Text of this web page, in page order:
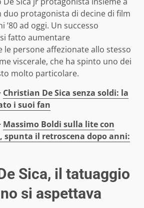
duo protagonista di decine di film
’80 ad oggi. Un successo
fatto aumentare
le persone affezionate allo stesso
viscerale, che ha spinto uno dei
molto particolare.
Christian De Sica senza soldi: la
i suoi fan
Massimo Boldi sulla lite con
spunta il retroscena dopo anni:
Sica, il tatuaggio
si aspettava